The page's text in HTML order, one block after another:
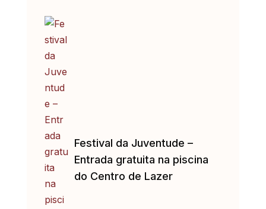
Festival da Juventude –
Entrada gratuita na piscina
do Centro de Lazer